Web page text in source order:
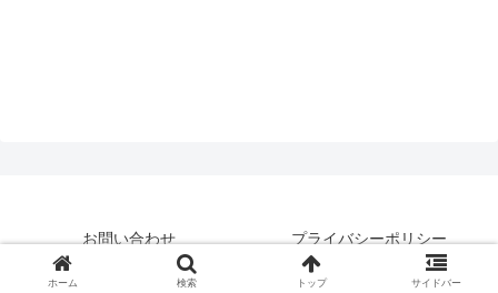
お問い合わせ
プライバシーポリシー
© 2019 はいえんどとぴっくす.
ホーム 検索 トップ サイドバー